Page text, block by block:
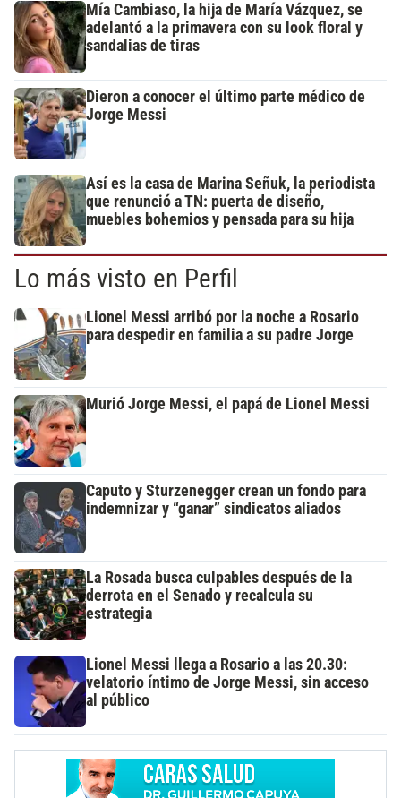
Mía Cambiaso, la hija de María Vázquez, se
adelantó a la primavera con su look floral y
sandalias de tiras
Dieron a conocer el último parte médico de
Jorge Messi
Así es la casa de Marina Señuk, la periodista
que renunció a TN: puerta de diseño,
muebles bohemios y pensada para su hija
Lo más visto en Perfil
Lionel Messi arribó por la noche a Rosario
para despedir en familia a su padre Jorge
Murió Jorge Messi, el papá de Lionel Messi
Caputo y Sturzenegger crean un fondo para
indemnizar y “ganar” sindicatos aliados
La Rosada busca culpables después de la
derrota en el Senado y recalcula su
estrategia
Lionel Messi llega a Rosario a las 20.30:
velatorio íntimo de Jorge Messi, sin acceso
al público